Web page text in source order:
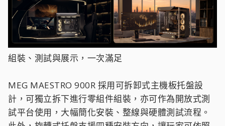
組裝、測試與展示，一次滿足
MEG MAESTRO 900R 採用可拆卸式主機板托盤設
計，可獨立拆下進行零組件組裝，亦可作為開放式測
試平台使用，大幅簡化安裝、整線與硬體測試流程。